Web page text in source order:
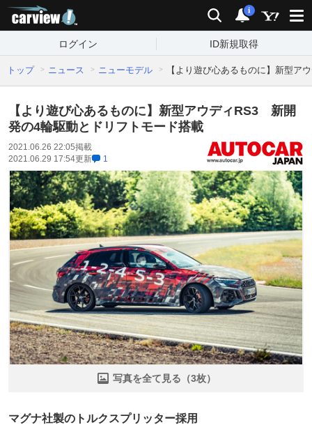
検索 通知
i
ログイン ID新規取得
トップ ニュース ニューモデル 【より遊び心あるものに】新型
【より遊び心あるものに】新型アウディRS3 新開
発の4輪駆動とドリフトモード搭載
2021.06.26 22:05掲載
2021.06.29 17:54更新 1
写真を全て見る（3枚）
マグナ社製のトルクスプリッター採用